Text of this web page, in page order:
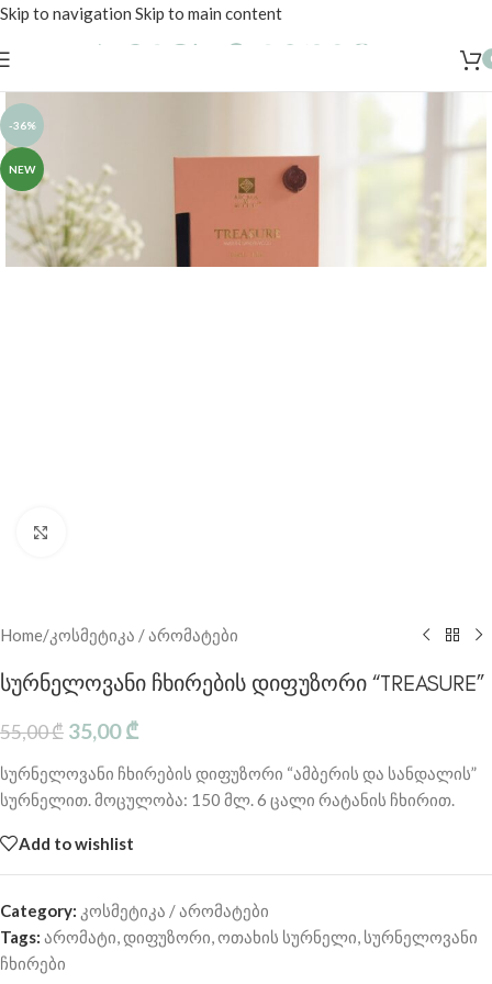
Skip to navigation Skip to main content
-36%
NEW
Home/კოსმეტიკა / არომატები
სურნელოვანი ჩხირების დიფუზორი “TREASURE”
55,00₾ 35,00₾
სურნელოვანი ჩხირების დიფუზორი “ამბერის და სანდალის”
სურნელით. მოცულობა: 150 მლ. 6 ცალი რატანის ჩხირით.
Add to wishlist
Category: კოსმეტიკა / არომატები
Tags: არომატი,დიფუზორი,ოთახის სურნელი, სურნელოვანი
ჩხირები